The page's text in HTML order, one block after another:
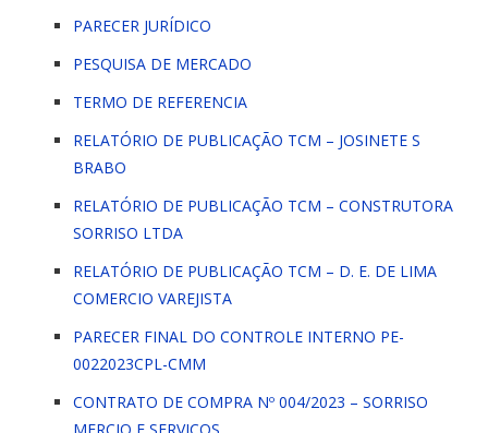
PARECER JURÍDICO
PESQUISA DE MERCADO
TERMO DE REFERENCIA
RELATÓRIO DE PUBLICAÇÃO TCM – JOSINETE S
BRABO
RELATÓRIO DE PUBLICAÇÃO TCM – CONSTRUTORA
SORRISO LTDA
RELATÓRIO DE PUBLICAÇÃO TCM – D. E. DE LIMA
COMERCIO VAREJISTA
PARECER FINAL DO CONTROLE INTERNO PE-
0022023CPL-CMM
CONTRATO DE COMPRA Nº 004/2023 – SORRISO